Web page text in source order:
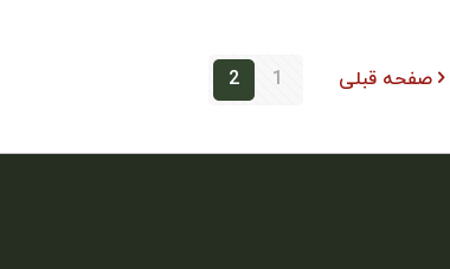
صفحه قبلی 1
2